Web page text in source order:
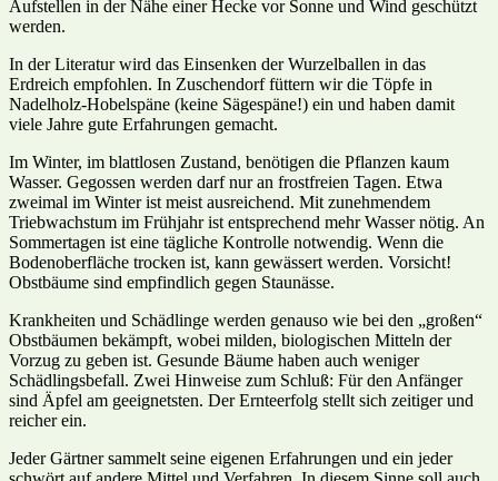
Aufstellen in der Nähe einer Hecke vor Sonne und Wind geschützt
werden.
In der Literatur wird das Einsenken der Wurzelballen in das
Erdreich empfohlen. In Zuschendorf füttern wir die Töpfe in
Nadelholz-Hobelspäne (keine Sägespäne!) ein und haben damit
viele Jahre gute Erfahrungen gemacht.
Im Winter, im blattlosen Zustand, benötigen die Pflanzen kaum
Wasser. Gegossen werden darf nur an frostfreien Tagen. Etwa
zweimal im Winter ist meist ausreichend. Mit zunehmendem
Triebwachstum im Frühjahr ist entsprechend mehr Wasser nötig. An
Sommertagen ist eine tägliche Kontrolle notwendig. Wenn die
Bodenoberfläche trocken ist, kann gewässert werden. Vorsicht!
Obstbäume sind empfindlich gegen Staunässe.
Krankheiten und Schädlinge werden genauso wie bei den „großen“
Obstbäumen bekämpft, wobei milden, biologischen Mitteln der
Vorzug zu geben ist. Gesunde Bäume haben auch weniger
Schädlingsbefall. Zwei Hinweise zum Schluß: Für den Anfänger
sind Äpfel am geeignetsten. Der Ernteerfolg stellt sich zeitiger und
reicher ein.
Jeder Gärtner sammelt seine eigenen Erfahrungen und ein jeder